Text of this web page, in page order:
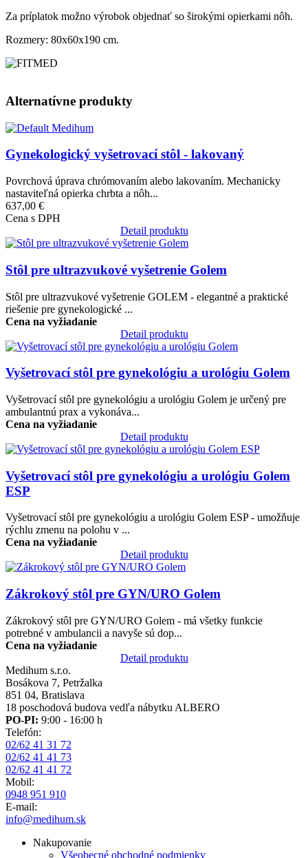
Za príplatok možno výrobok objednať so širokými opierkami nôh.
Rozmery: 80x60x190 cm.
Alternatívne produkty
Obrázok
Gynekologický vyšetrovací stôl - lakovaný
Povrchová úprava chrómovaním alebo lakovaním. Mechanicky
nastaviteľná opierka chrbta a nôh...
637,00 €
Cena s DPH
Detail produktu
Obrázok
Stôl pre ultrazvukové vyšetrenie Golem
Stôl pre ultrazvukové vyšetrenie GOLEM - elegantné a praktické
riešenie pre gynekologické ...
Cena na vyžiadanie
Detail produktu
Obrázok
Vyšetrovací stôl pre gynekológiu a urológiu Golem
Vyšetrovací stôl pre gynekológiu a urológiu Golem je určený pre
ambulantnú prax a vykonáva...
Cena na vyžiadanie
Detail produktu
Obrázok
Vyšetrovací stôl pre gynekológiu a urológiu Golem
ESP
Vyšetrovací stôl pre gynekológiu a urológiu Golem ESP - umožňuje
rýchlu zmenu na polohu v ...
Cena na vyžiadanie
Detail produktu
Obrázok
Zákrokový stôl pre GYN/URO Golem
Zákrokový stôl pre GYN/URO Golem - má všetky funkcie
potrebné v ambulancii a navyše sú dop...
Cena na vyžiadanie
Detail produktu
Medihum s.r.o.
Bosákova 7, Petržalka
851 04, Bratislava
18 poschodová budova vedľa nábytku ALBERO
PO-PI: 9:00 - 16:00 h
Telefón:
02/62 41 31 72
02/62 41 41 73
02/62 41 41 72
Mobil:
0948 951 910
E-mail:
info@medihum.sk
Nakupovanie
Všeobecné obchodné podmienky